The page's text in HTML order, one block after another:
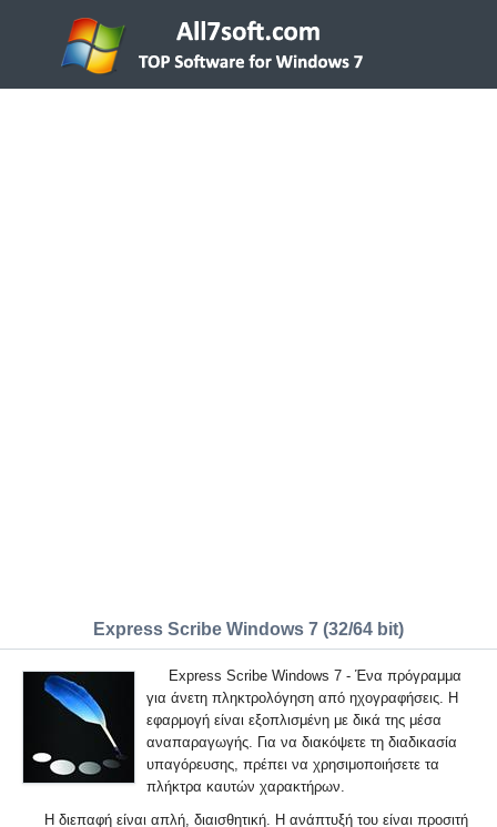
Express Scribe Windows 7 (32/64 bit)
Express Scribe Windows 7 - Ένα πρόγραμμα
για άνετη πληκτρολόγηση από ηχογραφήσεις. Η
εφαρμογή είναι εξοπλισμένη με δικά της μέσα
αναπαραγωγής. Για να διακόψετε τη διαδικασία
υπαγόρευσης, πρέπει να χρησιμοποιήσετε τα
πλήκτρα καυτών χαρακτήρων.
Η διεπαφή είναι απλή, διαισθητική. Η ανάπτυξή του είναι προσιτή